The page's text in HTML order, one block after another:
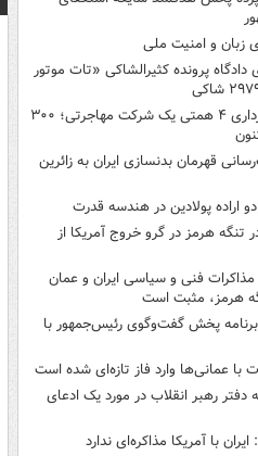
زبان و امنیت ملی
دادگاه پرونده کثیرالشاکی «تات موتور
کلاهبرداری ۴ همتی یک شرکت مهاجرتی؛ ۳۰۰
قهرمان بدنسازی ایران به زائرین
اراده پولادین در هندسه قدرت
تنگه هرمز در گرو خروج آمریکا از
فنی و سیاسی ایران و عمان
هرمز، مثبت است
برنامه پخش گفت‌وگوی رئیس‌جمهور با
با عمانی‌ها وارد فاز تازه‌ای شده است
دفتر رهبر انقلاب در مورد یک ادعای
ایران با آمریکا مذاکره‌ای ندارد